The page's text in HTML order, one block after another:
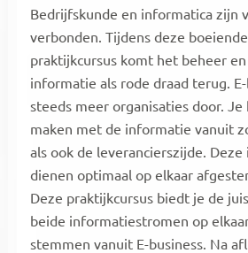
Bedrijfskunde en informatica zijn
verbonden. Tijdens deze
praktijkcursus komt het beheer
informatie als rode draad terug.
steeds meer organisaties door.
maken met de informatie vanuit
als ook de leverancierszijde.
dienen optimaal op elkaar
Deze praktijkcursus biedt je de
beide informatiestromen op
stemmen vanuit E-business. Na